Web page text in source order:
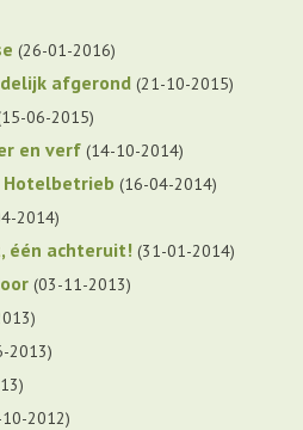
26-01-2016
afgerond 21-10-2015
15-06-2015
en verf 14-10-2014
16-04-2014
2014
één achteruit! 31-01-2014
03-11-2013
2013
2012